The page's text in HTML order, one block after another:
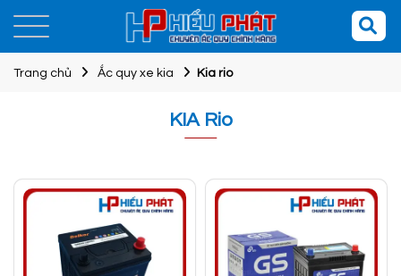
Trang chủ Ắc quy xe kia Kia rio
KIA Rio